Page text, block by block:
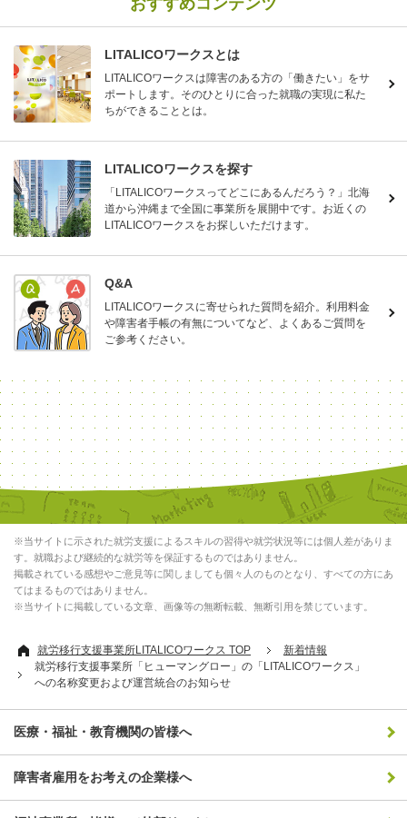
おすすめコンテンツ
LITALICOワークスとは
LITALICOワークスは障害のある方の「働きたい」をサ
ポートします。そのひとりに合った就職の実現に私た
ちができることとは。
LITALICOワークスを探す
「LITALICOワークスってどこにあるんだろう？」北海
道から沖縄まで全国に事業所を展開中です。お近くの
LITALICOワークスをお探しいただけます。
Q&A
LITALICOワークスに寄せられた質問を紹介。利用料金
や障害者手帳の有無についてなど、よくあるご質問を
ご参考ください。
※当サイトに示された就労支援によるスキルの習得や就労状況等には個人差がありま
す。就職および継続的な就労等を保証するものではありません。
掲載されている感想やご意見等に関しましても個々人のものとなり、すべての方にあ
てはまるものではありません。
※当サイトに掲載している文章、画像等の無断転載、無断引用を禁じています。
就労移行支援事業所LITALICOワークス TOP
新着情報
就労移行支援事業所「ヒューマングロー」の「LITALICOワークス」
への名称変更および運営統合のお知らせ
医療・福祉・教育機関の皆様へ
障害者雇用をお考えの企業様へ